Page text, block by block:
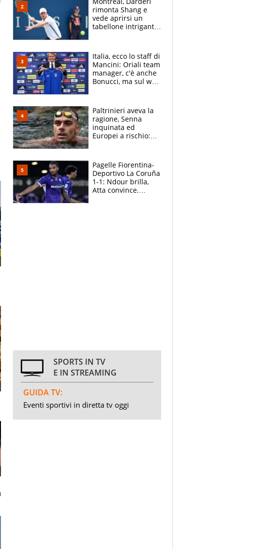
rimonta Shang e
vede aprirsi un
tabellone intrigante:
felice del mio livello"
Italia, ecco lo staff di
Mancini: Oriali team
manager, c'è anche
Bonucci, ma sul web
Paltrinieri aveva la
ragione, Senna
inquinata ed
Europei a rischio:
adesso
Pagelle Fiorentina-
Deportivo La Coruña
1-1: Ndour brilla,
Atta convince.
SPORTS IN TV
E IN STREAMING
GUIDA TV:
Eventi sportivi in diretta tv oggi